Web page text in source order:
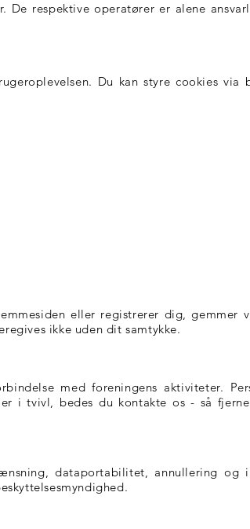
De respektive operatører er alene
Du kan styre cookies via
eller registrerer dig, gemmer
ikke uden dit samtykke.
med foreningens aktiviteter.
i tvivl, bedes du kontakte os - så
dataportabilitet, annullering og